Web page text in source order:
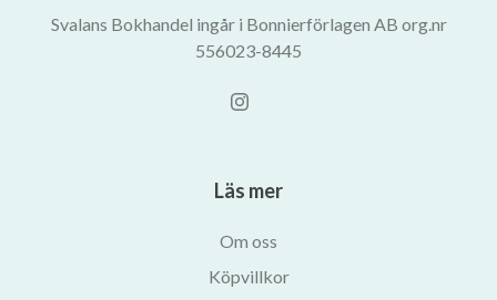
Svalans Bokhandel ingår i Bonnierförlagen AB org.nr
556023-8445
Läs mer
Om oss
Köpvillkor